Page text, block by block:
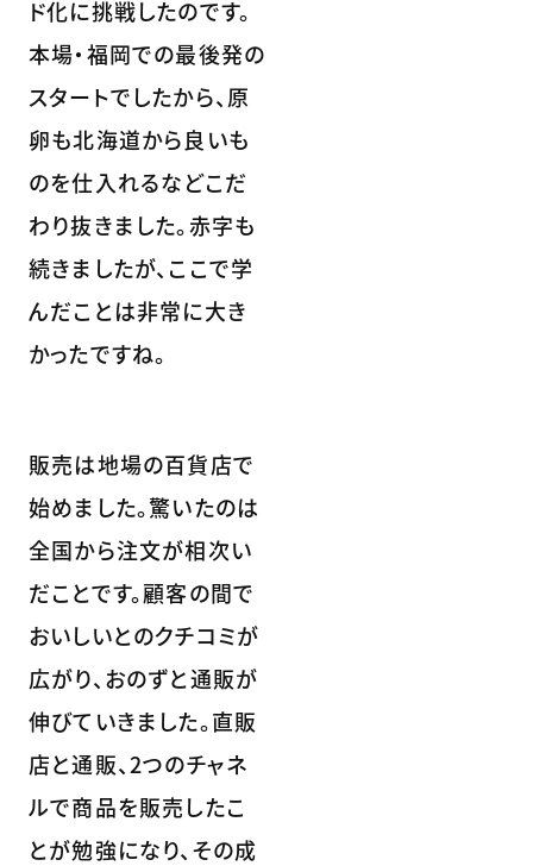
ド化に挑戦したのです。
本場・福岡での最後発の
スタートでしたから、原
卵も北海道から良いも
のを仕入れるなどこだ
わり抜きました。赤字も
続きましたが、ここで学
んだことは非常に大き
かったですね。
販売は地場の百貨店で
始めました。驚いたのは
全国から注文が相次い
だことです。顧客の間で
おいしいとのクチコミが
広がり、おのずと通販が
伸びていきました。直販
店と通販、2つのチャネ
ルで商品を販売したこ
とが勉強になり、その成